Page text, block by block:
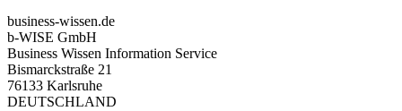
business-wissen.de
b-WISE GmbH
Business Wissen Information Service
Bismarckstraße 21
76133 Karlsruhe
DEUTSCHLAND